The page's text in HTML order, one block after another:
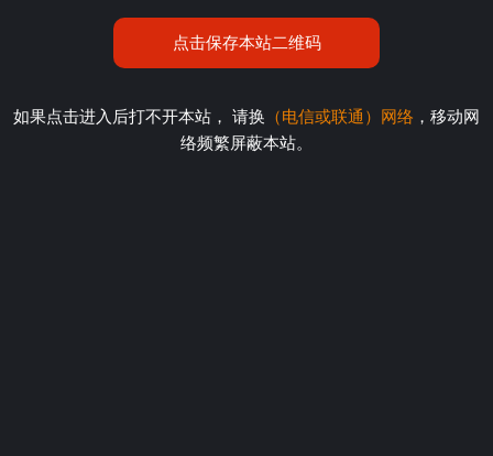
点击保存本站二维码
如果点击进入后打不开本站， 请换 （电信或联通）网络 ，移动网
络频繁屏蔽本站。